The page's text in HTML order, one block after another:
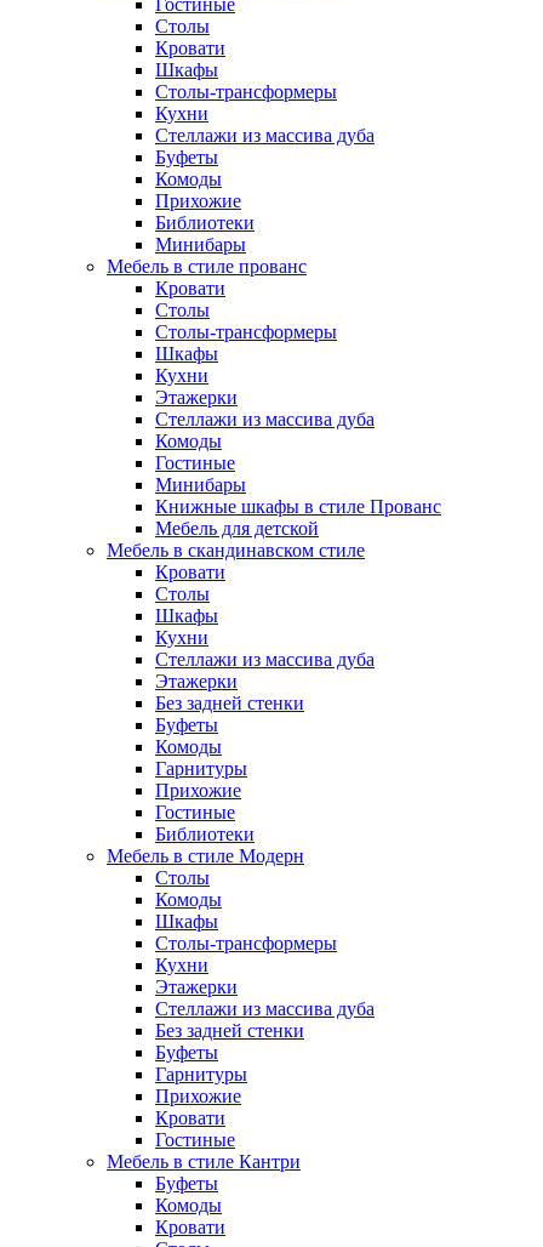
Гостиные
Столы
Кровати
Шкафы
Столы-трансформеры
Кухни
Стеллажи из массива дуба
Буфеты
Комоды
Прихожие
Библиотеки
Минибары
Мебель в стиле прованс
Кровати
Столы
Столы-трансформеры
Шкафы
Кухни
Этажерки
Стеллажи из массива дуба
Комоды
Гостиные
Минибары
Книжные шкафы в стиле Прованс
Мебель для детской
Мебель в скандинавском стиле
Кровати
Столы
Шкафы
Кухни
Стеллажи из массива дуба
Этажерки
Без задней стенки
Буфеты
Комоды
Гарнитуры
Прихожие
Гостиные
Библиотеки
Мебель в стиле Модерн
Столы
Комоды
Шкафы
Столы-трансформеры
Кухни
Этажерки
Стеллажи из массива дуба
Без задней стенки
Буфеты
Гарнитуры
Прихожие
Кровати
Гостиные
Мебель в стиле Кантри
Буфеты
Комоды
Кровати